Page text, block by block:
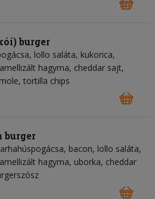
burger
lollo saláta, kukorica,
hagyma, cheddar sajt,
tortilla chips
burger
bacon, lollo saláta,
hagyma, uborka, cheddar